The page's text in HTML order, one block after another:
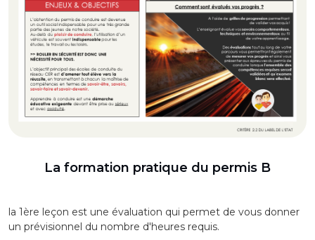
La formation pratique du permis B
la 1ère leçon est une évaluation qui permet de vous donner
un prévisionnel du nombre d'heures requis.